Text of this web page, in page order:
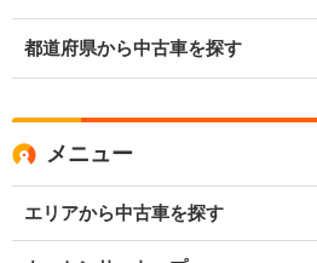
都道府県から中古車を探す
メニュー
エリアから中古車を探す